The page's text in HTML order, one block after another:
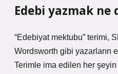
Edebi yazmak ne
“Edebiyat mektubu” terimi,
Wordsworth gibi yazarların
Terimle ima edilen her